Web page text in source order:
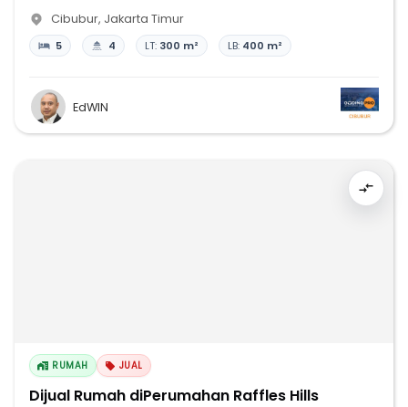
Cibubur, Jakarta Timur
5 4 LT: 300 m² LB: 400 m²
EdWIN
RUMAH JUAL
Dijual Rumah diPerumahan Raffles Hills